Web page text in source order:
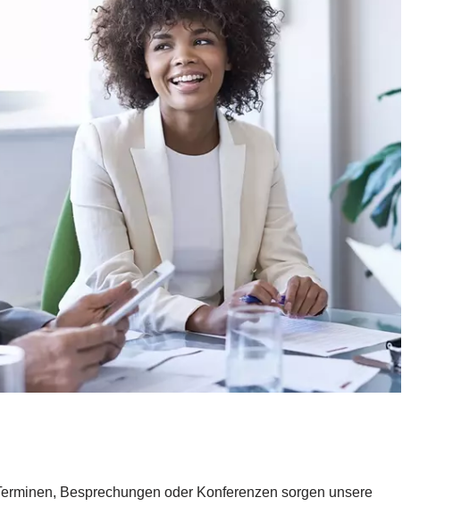
Besprechungen oder Konferenzen sorgen unsere